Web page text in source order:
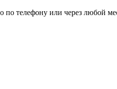
телефону или через любой